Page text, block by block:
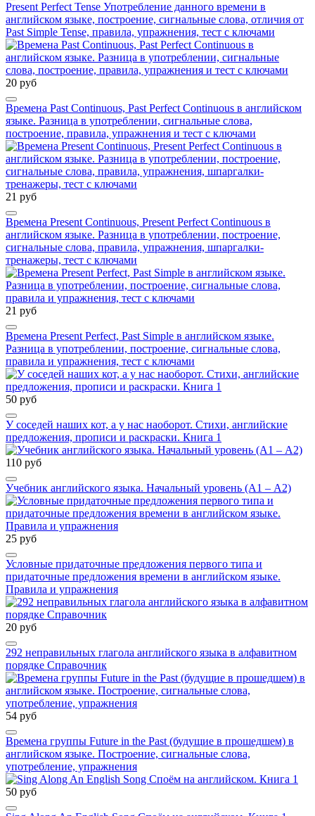
Present Perfect Tense Употребление данного времени в
английском языке, построение, сигнальные слова, отличия от
Past Simple Tense, правила, упражнения, тест с ключами
20 руб
Времена Past Continuous, Past Perfect Continuous в английском
языке. Разница в употреблении, сигнальные слова,
построение, правила, упражнения и тест с ключами
21 руб
Времена Present Continuous, Present Perfect Continuous в
английском языке. Разница в употреблении, построение,
сигнальные слова, правила, упражнения, шпаргалки-
тренажеры, тест с ключами
21 руб
Времена Present Perfect, Past Simple в английском языке.
Разница в употреблении, построение, сигнальные слова,
правила и упражнения, тест с ключами
50 руб
У соседей наших кот, а у нас наоборот. Стихи, английские
предложения, прописи и раскраски. Книга 1
110 руб
Учебник английского языка. Начальный уровень (А1 – А2)
25 руб
Условные придаточные предложения первого типа и
придаточные предложения времени в английском языке.
Правила и упражнения
20 руб
292 неправильных глагола английского языка в алфавитном
порядке Справочник
54 руб
Времена группы Future in the Past (будущие в прошедшем) в
английском языке. Построение, сигнальные слова,
употребление, упражнения
50 руб